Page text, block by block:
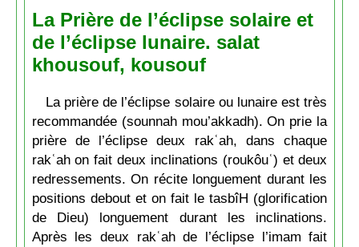
La Prière de l’éclipse solaire et
de l’éclipse lunaire. salat
khousouf, kousouf
La prière de l’éclipse solaire ou lunaire est très
recommandée (sounnah mou’akkadh). On prie la
prière de l’éclipse deux rakʿah, dans chaque
rakʿah on fait deux inclinations (roukôuʿ) et deux
redressements. On récite longuement durant les
positions debout et on fait le tasbîH (glorification
de Dieu) longuement durant les inclinations.
Après les deux rakʿah de l’éclipse l’imam fait